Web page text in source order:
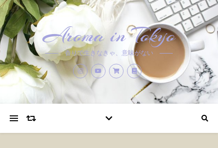
Aroma in Tokyo
香りで生きなきゃ、意味がない